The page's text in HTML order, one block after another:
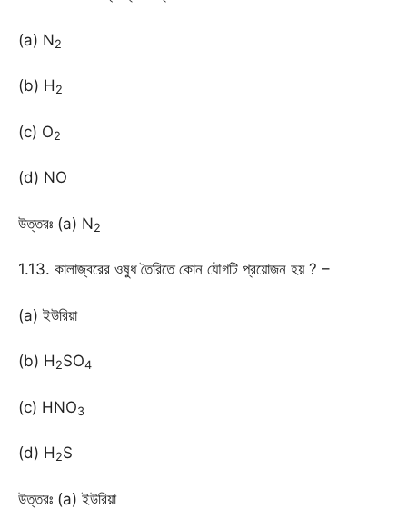
(a) N2
(b) H 2
(c) O2
(d) NO
উত্তরঃ (a) N2
1.13. কালাজ্বরের ওষুধ তৈরিতে কোন যৌগটি প্রয়োজন হয় ? –
(a) ইউরিয়া
(b) H 2SO4
(c) HNO3
(d) H 2S
উত্তরঃ (a) ইউরিয়া